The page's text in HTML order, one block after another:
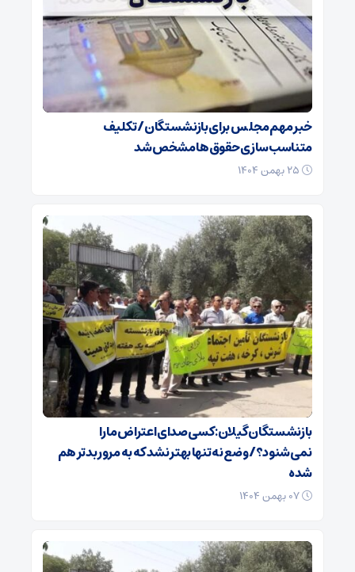
خبر مهم مجلس برای بازنشستگان/ تکلیف
متناسب‌سازی حقوق‌ها مشخص شد
بازنشستگان گیلان: کسی صدای اعتراض ما را
نمی‌شنود؟/ وضع نه تنها بهتر نشد که به مرور بدتر هم
شده